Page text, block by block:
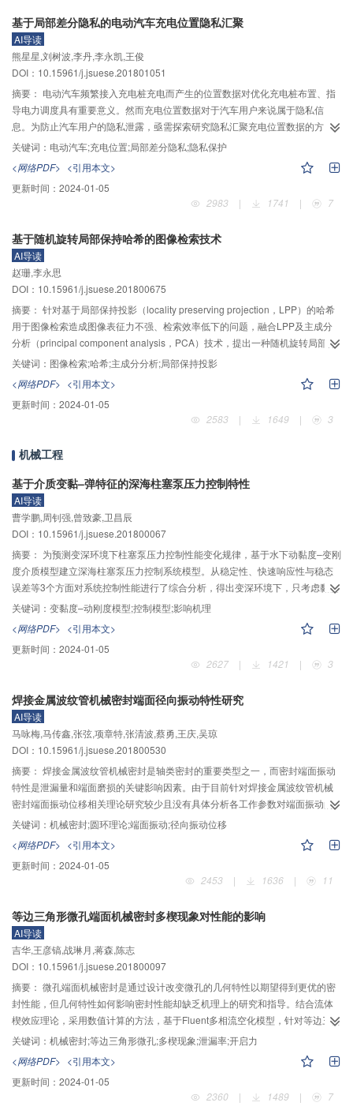
数机制选择最佳细分方案，递归过程直至样本数为0时停止。实验采用UCI数据
库的car数据集进行测试，在不同隐私预算下将等比分配与等差分配两种方案得
到的分类结果准确率进行对比。实验结果表明：本文算法在可接受的分类准确
率降低的情况下满足差分隐私保护；与传统隐私预算分配相比，本文算法在相
同隐私预算下提高了分类准确率；对于car数据集，本文算法在隐私预算为0.7或
0.8时可较好兼顾数据集的安全性和有效性。因此，在一定程度上依据决策树高
度等差分配隐私预算的方案可改善分类准确率，可实际应用于决策树分类算
法。
基于局部差分隐私的电动汽车充电位置隐私汇聚
AI导读
熊星星,刘树波,李丹,李永凯,王俊
DOI：10.15961/j.jsuese.201801051
摘要： 电动汽车频繁接入充电桩充电而产生的位置数据对优化充电桩布置、指
导电力调度具有重要意义。然而充电位置数据对于汽车用户来说属于隐私信
息。为防止汽车用户的隐私泄露，亟需探索研究隐私汇聚充电位置数据的方
法。采用局部差分隐私技术保护电动汽车充电位置数据，通过引入贝叶斯随机
多伪隐私算法设计一种基于分区的隐私保护充电位置数据汇聚方法。该方法利
用贝叶斯随机多伪隐私算法设计了一个用于本地化扰动充电位置数据的局部混
淆算法，然后，结合随机多伪算法的重构算法设计了满足稀疏、样本量小等特
点的充电位置数据的隐私汇聚方法。同时，在保证隐私保护水平的前提下，通
设计方法的隐私性进行分析。最后，在正态分布、均匀分布、峰值分布和随机
分布4种不同的合成数据集以及公开的Gowalla数据集上进行验证。实验结果表
明：在相同隐私水平的条件下，所设计的方法在可用性方面优于基于随机映射
矩阵的隐私汇聚方法。
关键词： 电动汽车;充电位置;局部差分隐私;隐私保护
<网络PDF> <引用本文>
更新时间： 2024-01-05
2983
| 1741 | 7
基于随机旋转局部保持哈希的图像检索技术
AI导读
赵珊,李永思
DOI：10.15961/j.jsuese.201800675
摘要： 针对基于局部保持投影（locality preserving projection，LPP）的哈希
用于图像检索造成图像表征力不强、检索效率低下的问题，融合LPP及主成分
分析（principal component analysis，PCA）技术，提出一种随机旋转局部保
持哈希的图像检索算法。首先对样本进行PCA降维，对PCA变换矩阵进行随机
旋转形成PCA降维矩阵，将原始样本在降维矩阵上进行投影，得到PCA降维样
本。为充分利用样本间的相似性结构，对PCA降维样本进行LPP映射，并引入
随机矩阵对特征向量进行偏移构造最终编码投影矩阵。再将原始样本投影到编
码投影矩阵，得到最终的降维样本；最后对其进行哈希编码，得到有效的二进
样本间所蕴含的局部和全局信息，把随机旋转应用于PCA降维矩阵，减少了编
码之间的量化误差，提高了图像特征的识别能力。分别在3个人脸数据集上进行
性能测试实验，并与相关方法进行比较，得到了较好的效果。实验结果表明该
方法是有效的。
关键词： 图像检索;哈希;主成分分析;局部保持投影
<网络PDF> <引用本文>
更新时间： 2024-01-05
2583
| 1649 | 3
机械工程
基于介质变黏–弹特征的深海柱塞泵压力控制特性
AI导读
曹学鹏,周钊强,曾致豪,卫昌辰
DOI：10.15961/j.jsuese.201800067
摘要： 为预测变深环境下柱塞泵压力控制性能变化规律，基于水下动黏度–变刚
度介质模型建立深海柱塞泵压力控制系统模型。从稳定性、快速响应性与稳态
误差等3个方面对系统控制性能进行了综合分析，得出变深环境下，只考虑黏度
影响时，系统稳定性指标和动态响应参数由初态值，即相位裕度59.4°、幅值裕
度8.77 dB、上升时间0.045 s、稳态误差3.4%，分别增加至138.4°、23.4 dB、
0.28 s、7.4%；只考虑刚度影响时，各参数由初态值分别减少为42.6°、23.4
dB、0.038 s、1.2%；考虑黏度–刚度复合作用时，各参数由初态值分别增加至
137.6°、23.1 dB、0.265 s、7.3%。结果表明：变深环境下只考虑黏度影响与
稳态误差均随水深的增加而下降；只考虑刚度影响时，相关特性的变化趋势刚
好相反；并得出在0～1 000 m、1 000～7 000 m两海层下泵压力控制系统可分
别视作变黏度–动刚度系统、变黏度–定刚度系统。最后，通过模拟变深环境下
泵的动静性能试验，验证了上述理论分析结果的合理性和有效性。
关键词： 变黏度–动刚度模型;控制模型;影响机理
<网络PDF> <引用本文>
更新时间： 2024-01-05
2627
| 1421 | 3
焊接金属波纹管机械密封端面径向振动特性研究
AI导读
马咏梅,马传鑫,张弦,项章特,张清波,蔡勇,王庆,吴琼
DOI：10.15961/j.jsuese.201800530
摘要： 焊接金属波纹管机械密封是轴类密封的重要类型之一，而密封端面振动
特性是泄漏量和端面磨损的关键影响因素。由于目前针对焊接金属波纹管机械
密封端面振动位移相关理论研究较少且没有具体分析各工作参数对端面振动的
影响。首先，作者建立了端面密封环的几何模型和极坐标下端面所受表面压力
以及分布力矩的数学模型；采用圆环理论和数值分析方法，推导出受谐波形式
载荷条件下端面振动位移的求解公式。然后，利用MATLAB求解出密封端面在
不同工况条件下轴向振动和径向振动位移特解。发现在相同的工况条件下径向
振动位移均大于轴向振动位移。最后，设计了径向振动试验，利用电涡流传感
压缩量对径向振动位移的影响。结果表明：工作转速和压缩量对径向振动位移
影响较大，介质压力和载荷系数对径向振动位移影响趋势相同。径向振动位移
随着转速的增大而急剧增大；随着压缩量的增加先缓慢增大后迅速增大；随着
介质压力的升高、载荷系数的增大，径向振动位移先减小后增大。对比理论计
算和试验结果，验证了密封端面振动位移数学模型的正确性。优选出合理的工
作参数范围为：介质压力为0.4～1.4 MPa，工作转速为1 500～2 500 r/min，载
荷系数K为0.60～0.75，压缩量为4～6 mm。
关键词： 机械密封;圆环理论;端面振动;径向振动位移
<网络PDF> <引用本文>
更新时间： 2024-01-05
2453
| 1636 | 11
等边三角形微孔端面机械密封多楔现象对性能的影响
AI导读
吉华,王彦镐,战琳月,蒋森,陈志
DOI：10.15961/j.jsuese.201800097
摘要： 微孔端面机械密封是通过设计改变微孔的几何特性以期望得到更优的密
封性能，但几何特性如何影响密封性能却缺乏机理上的研究和指导。结合流体
楔效应理论，采用数值计算的方法，基于Fluent多相流空化模型，针对等边三角
形微孔端面机械密封，建立了其中1个微孔周期的间隙流体的3维数值计算模
型，研究不同方向角下等边三角形微孔几何特性的改变对泄漏率和开启力的影
响。首先，使用了流动因子判定流动状态、网格无关性分析确定网格尺寸、文
献计算结果对比等方法，保证了数值计算模型的正确性。然后，结合楔效应理
论与压力云图分析，提出了多楔现象，即：等边三角形微孔存在3个性质不同的
关键词： 机械密封;等边三角形微孔;多楔现象;泄漏率;开启力
<网络PDF> <引用本文>
更新时间： 2024-01-05
2360
| 1489 | 7